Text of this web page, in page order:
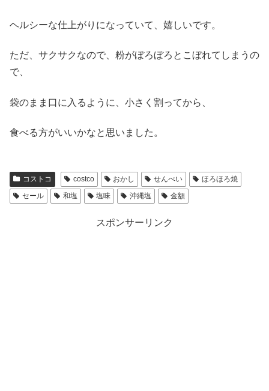
ヘルシーな仕上がりになっていて、嬉しいです。
ただ、サクサクなので、粉がぼろぼろとこぼれてしまうの
で、
袋のまま口に入るように、小さく割ってから、
食べる方がいいかなと思いました。
コストコ costco おかし せんべい
ほろほろ焼
セール
和塩 塩味 沖縄塩 金額
スポンサーリンク